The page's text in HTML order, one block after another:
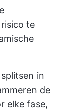
te
in
de
elke fase,